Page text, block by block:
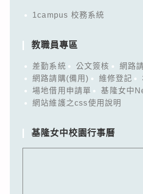
1campus 校務系統
教職員專區
差勤系統 公文簽核
網路
網路請購(備用)
維修登記
場地借用申請單
基隆女中
網站維護之css使用說明
基隆女中校園行事曆